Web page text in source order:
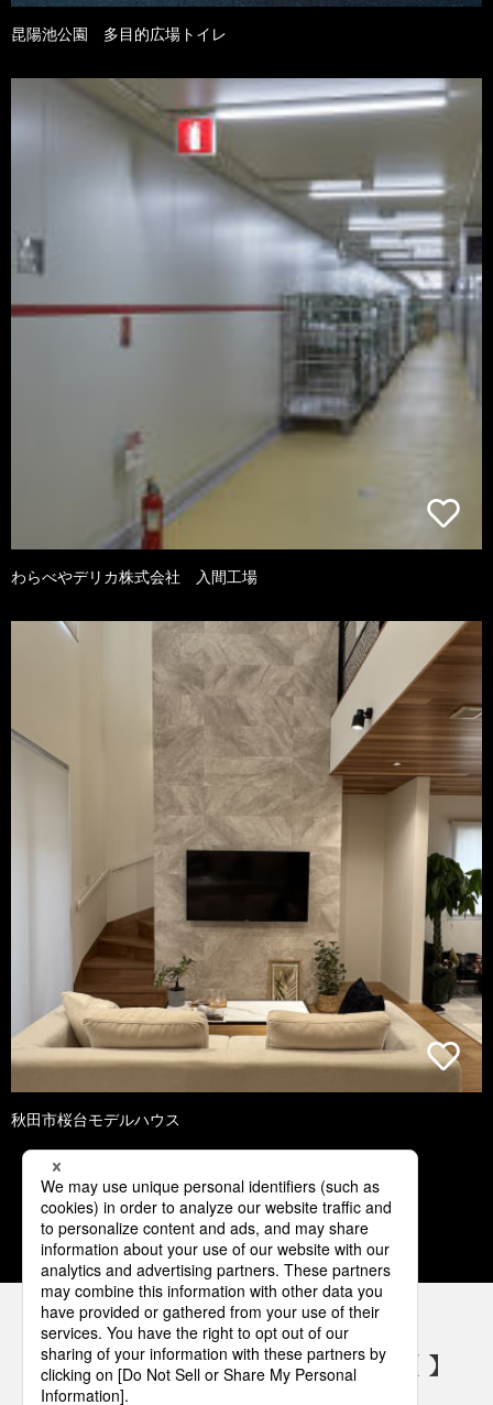
昆陽池公園 多目的広場トイレ
わらべやデリカ株式会社 入間工場
秋田市桜台モデルハウス
1 2 3 4 5
パナソニックの電気設備 SNSアカウント